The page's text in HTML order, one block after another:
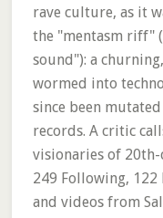
rave culture, as it
the "mentasm riff"
sound"): a
wormed into
since been
records. A critic
visionaries of
249 Following, 122
and videos from